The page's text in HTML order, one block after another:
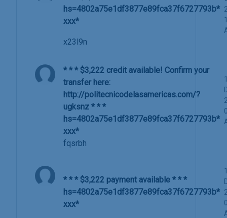
hs=4802a75e1df3877e89fca37f6727793b*
ххх*
x23l9n
* * * $3,222 credit available! Confirm your
transfer here:
http://politecnicodelasamericas.com/?
ugksnz * * *
hs=4802a75e1df3877e89fca37f6727793b*
ххх*
fqsrbh
* * * $3,222 payment available * * *
hs=4802a75e1df3877e89fca37f6727793b*
ххх*